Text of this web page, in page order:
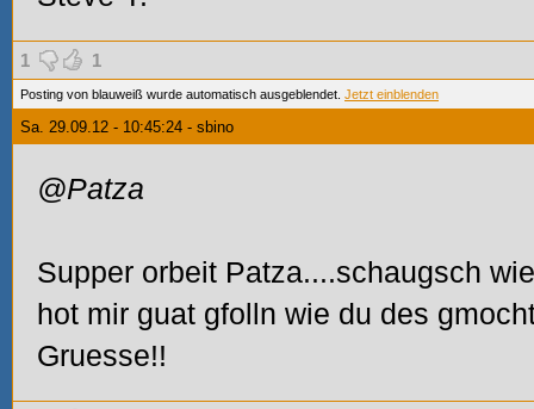
1 1
Posting von blauweiß wurde automatisch ausgeblendet. Jetzt einblenden
Sa. 29.09.12 - 10:45:24 - sbino
@Patza
Supper orbeit Patza....schaugsch
hot mir guat gfolln wie du des
Gruesse!!